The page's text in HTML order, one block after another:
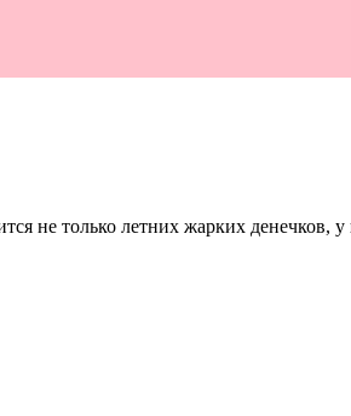
не только летних жарких денечков,